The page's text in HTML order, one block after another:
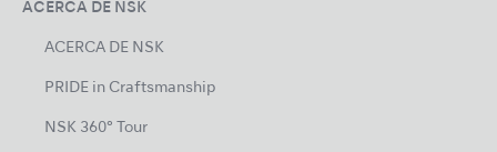
ACERCA DE NSK
ACERCA DE NSK
PRIDE in Craftsmanship
NSK 360° Tour